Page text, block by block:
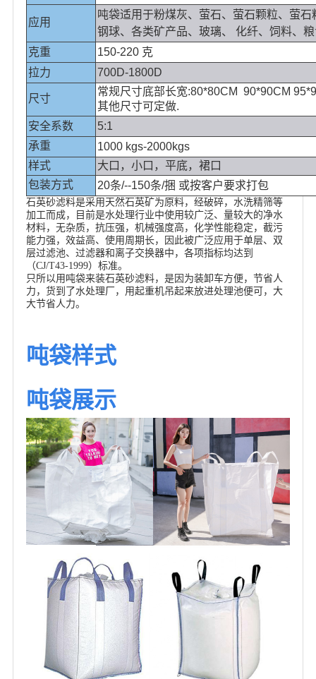
应用
吨袋适用于粉煤灰、萤石、萤石颗粒、萤
钢球、各类矿产品、玻璃、 化纤、饲料、
克重
150-220 克
拉力
700D-1800D
尺寸
常规尺寸底部长宽:80*80CM 90*90CM
其他尺寸可定做.
安全系数
5:1
承重
1000 kgs-2000kgs
样式
大口，小口，平底，裙口
包装方式
20条/--150条/捆 或按客户要求打包
石英砂滤料是采用天然石英矿为原料，经破碎，水洗精筛等
加工而成，目前是水处理行业中使用较广泛、量较大的净水
材料，无杂质，抗压强，机械强度高，化学性能稳定，截污
能力强，效益高、使用周期长，因此被广泛应用于单层、双
层过滤池、过滤器和离子交换器中，各项指标均达到
（CJ/T43-1999）标准。
只所以用吨袋来装石英砂滤料，是因为装卸车方便，节省人
力，货到了水处理厂，用起重机吊起来放进处理池便可，大
大节省人力。
吨袋样式
吨袋展示